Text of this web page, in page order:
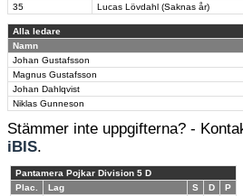
35
Lucas Lövdahl (Saknas år)
Alla ledare
Namn
Johan Gustafsson
Magnus Gustafsson
Johan Dahlqvist
Niklas Gunneson
Stämmer inte uppgifterna? -
iBIS.
Pantamera Pojkar Division 5 D
Plac.
Lag S D P